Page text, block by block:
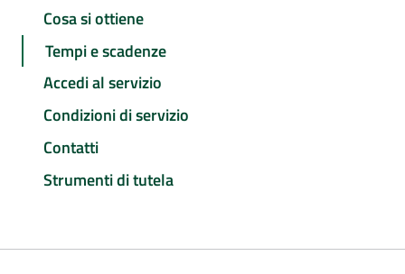
Cosa si ottiene
Tempi e scadenze
Accedi al servizio
Condizioni di servizio
Contatti
Strumenti di tutela